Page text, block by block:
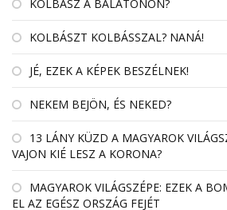
KOLBÁSZ A BALATONON?
KOLBÁSZT KOLBÁSSZAL? NANÁ!
JÉ, EZEK A KÉPEK BESZÉLNEK!
NEKEM BEJÖN, ÉS NEKED?
13 LÁNY KÜZD A MAGYAROK
VAJON KIÉ LESZ A KORONA?
MAGYAROK VILÁGSZÉPE: EZEK A
EL AZ EGÉSZ ORSZÁG FEJÉT